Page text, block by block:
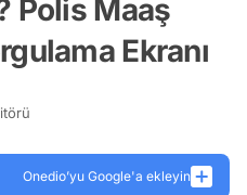
Polis Maaş
Ekranı
Onedio’yu Google'a ekleyin